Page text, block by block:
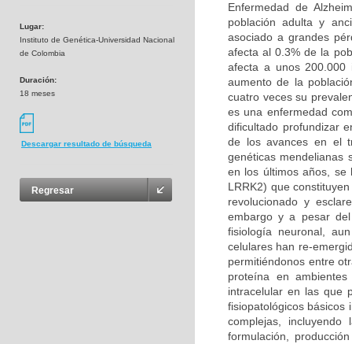
Lugar:
Instituto de Genética-Universidad Nacional
de Colombia
Duración:
18 meses
Descargar resultado de búsqueda
Regresar
Enfermedad de
población adulta y
asociado a grandes
afecta al 0.3% de la
afecta a unos 200.000
aumento de la
cuatro veces su
es una enfermedad
dificultado profundizar
de los avances en el
genéticas mendelianas
en los últimos años, se
LRRK2) que
revolucionado y
embargo y a pesar
fisiología neuronal,
celulares han re-
permitiéndonos entre
proteína en
intracelular en las que
fisiopatológicos básicos
complejas,
formulación,